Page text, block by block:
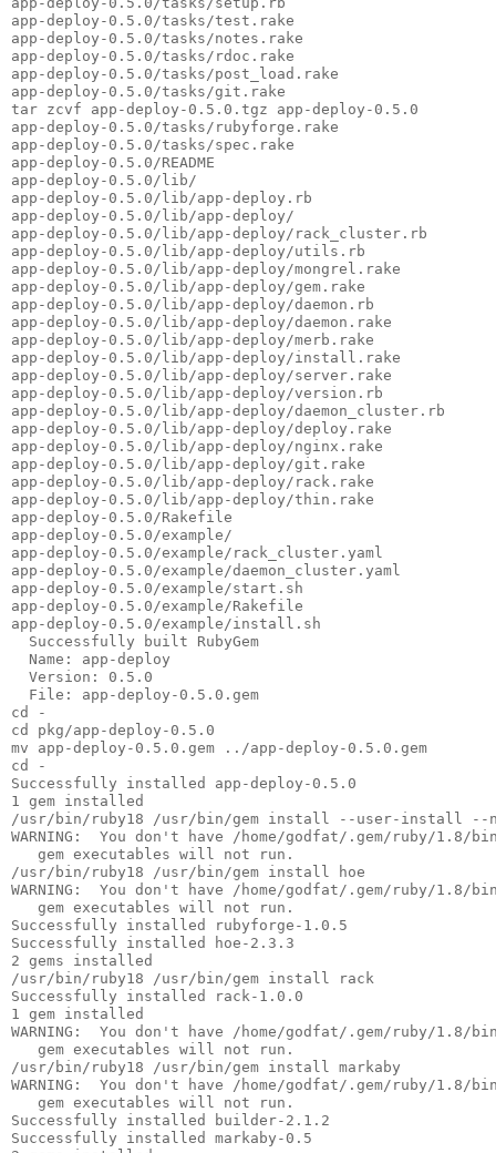
app-deploy-0.5.0/tasks/test.rake
app-deploy-0.5.0/tasks/notes.rake
app-deploy-0.5.0/tasks/rdoc.rake
app-deploy-0.5.0/tasks/post_load.rake
app-deploy-0.5.0/tasks/git.rake
tar zcvf app-deploy-0.5.0.tgz app-deploy-0.5.0
app-deploy-0.5.0/tasks/rubyforge.rake
app-deploy-0.5.0/tasks/spec.rake
app-deploy-0.5.0/README
app-deploy-0.5.0/lib/
app-deploy-0.5.0/lib/app-deploy.rb
app-deploy-0.5.0/lib/app-deploy/
app-deploy-0.5.0/lib/app-deploy/rack_cluster.rb
app-deploy-0.5.0/lib/app-deploy/utils.rb
app-deploy-0.5.0/lib/app-deploy/mongrel.rake
app-deploy-0.5.0/lib/app-deploy/gem.rake
app-deploy-0.5.0/lib/app-deploy/daemon.rb
app-deploy-0.5.0/lib/app-deploy/daemon.rake
app-deploy-0.5.0/lib/app-deploy/merb.rake
app-deploy-0.5.0/lib/app-deploy/install.rake
app-deploy-0.5.0/lib/app-deploy/server.rake
app-deploy-0.5.0/lib/app-deploy/version.rb
app-deploy-0.5.0/lib/app-deploy/daemon_cluster.rb
app-deploy-0.5.0/lib/app-deploy/deploy.rake
app-deploy-0.5.0/lib/app-deploy/nginx.rake
app-deploy-0.5.0/lib/app-deploy/git.rake
app-deploy-0.5.0/lib/app-deploy/rack.rake
app-deploy-0.5.0/lib/app-deploy/thin.rake
app-deploy-0.5.0/Rakefile
app-deploy-0.5.0/example/
app-deploy-0.5.0/example/rack_cluster.yaml
app-deploy-0.5.0/example/daemon_cluster.yaml
app-deploy-0.5.0/example/start.sh
app-deploy-0.5.0/example/Rakefile
app-deploy-0.5.0/example/install.sh
  Successfully built RubyGem
  Name: app-deploy
  Version: 0.5.0
  File: app-deploy-0.5.0.gem
cd -
cd pkg/app-deploy-0.5.0
mv app-deploy-0.5.0.gem ../app-deploy-0.5.0.gem
cd -
Successfully installed app-deploy-0.5.0
1 gem installed
/usr/bin/ruby18 /usr/bin/gem install --user-install --
WARNING:  You don't have /home/godfat/.gem/ruby/1.8/
   gem executables will not run.
/usr/bin/ruby18 /usr/bin/gem install hoe
WARNING:  You don't have /home/godfat/.gem/ruby/1.8/
   gem executables will not run.
Successfully installed rubyforge-1.0.5
Successfully installed hoe-2.3.3
2 gems installed
/usr/bin/ruby18 /usr/bin/gem install rack
Successfully installed rack-1.0.0
1 gem installed
WARNING:  You don't have /home/godfat/.gem/ruby/1.8/
   gem executables will not run.
/usr/bin/ruby18 /usr/bin/gem install markaby
WARNING:  You don't have /home/godfat/.gem/ruby/1.8/
   gem executables will not run.
Successfully installed builder-2.1.2
Successfully installed markaby-0.5